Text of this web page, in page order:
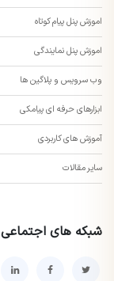
اموزش پنل پیام کوتاه
اموزش پنل نمایندگی
وب سرویس و پلاگین ها
ابزارهای حرفه ای پیامکی
آموزش های کاربردی
سایر مقالات
شبکه های اجتماعی